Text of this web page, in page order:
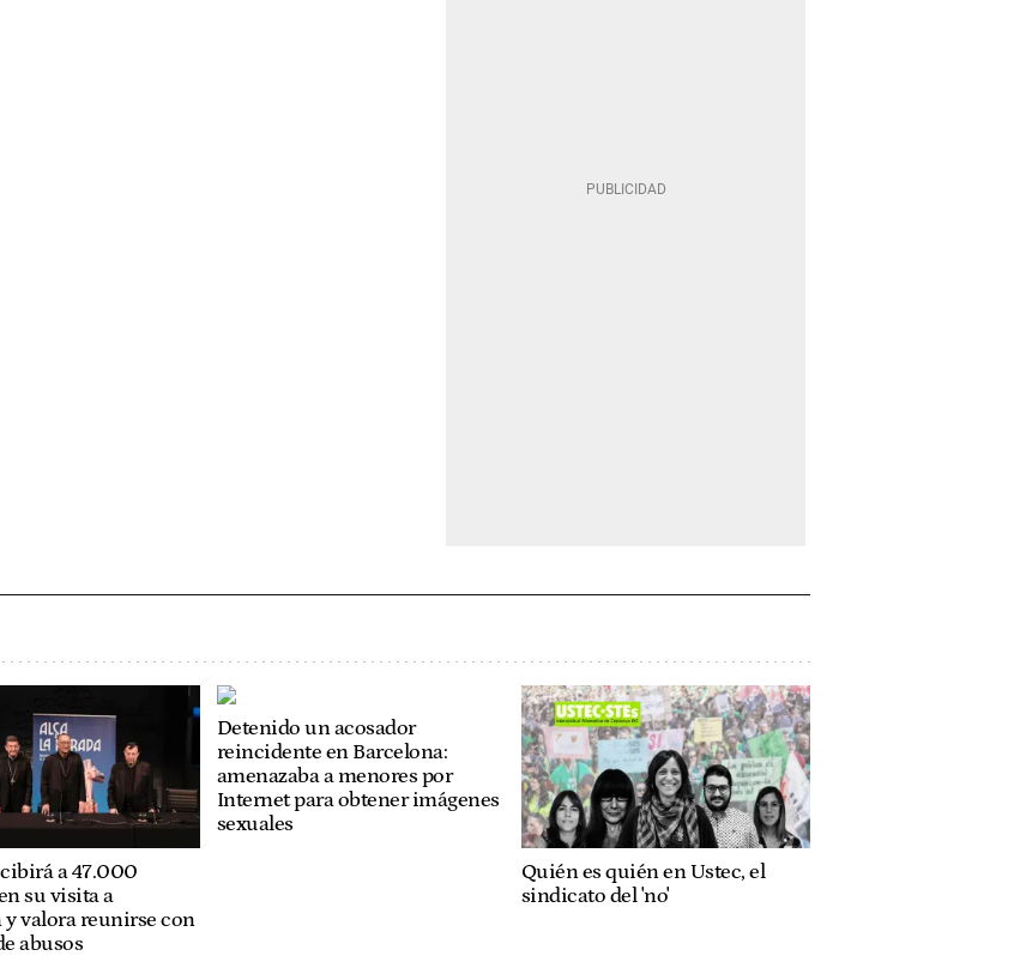
a 47.000
su visita a
y valora reunirse con
abusos
Detenido un acosador
reincidente en Barcelona:
amenazaba a menores por
Internet para obtener imágenes
sexuales
Quién es quién en Ustec, el
sindicato del 'no'